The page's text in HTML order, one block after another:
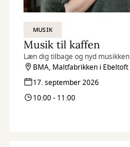
MUSIK
Musik til kaffen
Læn dig tilbage og nyd musikken
BMA, Maltfabrikken i Ebeltoft
17. september 2026
10:00 - 11:00